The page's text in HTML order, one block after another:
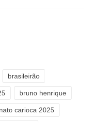
brasileirão
bruno henrique
carioca 2025